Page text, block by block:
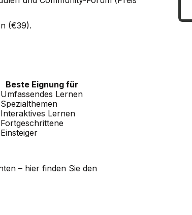
(€39).
Beste Eignung für
Umfassendes Lernen
Spezialthemen
Interaktives Lernen
Fortgeschrittene
Einsteiger
– hier finden Sie den